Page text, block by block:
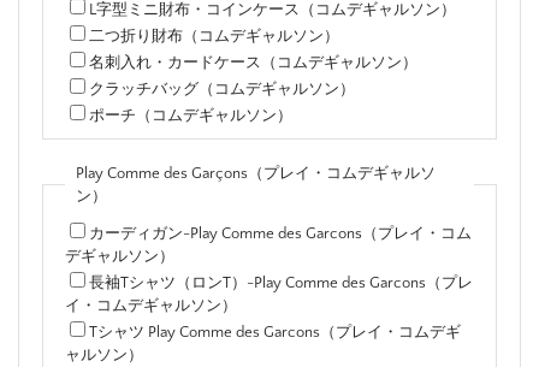
L字型ミニ財布・コインケース（コムデギャルソン）
二つ折り財布（コムデギャルソン）
名刺入れ・カードケース（コムデギャルソン）
クラッチバッグ（コムデギャルソン）
ポーチ（コムデギャルソン）
Play Comme des Garçons（プレイ・コムデギャルソ
ン）
カーディガン-Play Comme des Garcons（プレイ・コム
デギャルソン）
長袖Tシャツ（ロンT）-Play Comme des Garcons（プレ
イ・コムデギャルソン）
Tシャツ Play Comme des Garcons（プレイ・コムデギ
ャルソン）